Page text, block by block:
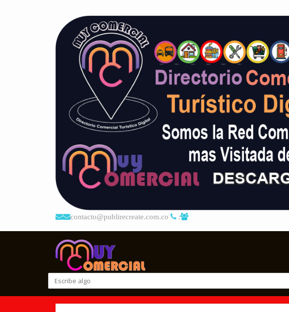
contacto@publirecreate.com.co :